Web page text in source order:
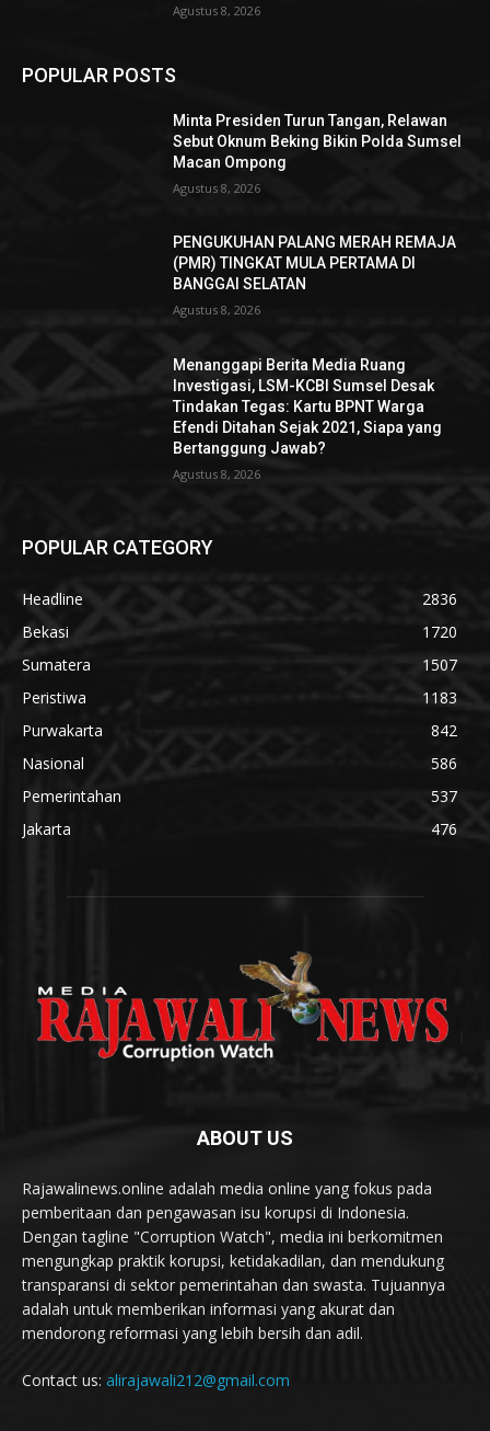
Agustus 8, 2026
POPULAR POSTS
Minta Presiden Turun Tangan, Relawan
Sebut Oknum Beking Bikin Polda Sumsel
Macan Ompong
Agustus 8, 2026
PENGUKUHAN PALANG MERAH REMAJA
(PMR) TINGKAT MULA PERTAMA DI
BANGGAI SELATAN
Agustus 8, 2026
Menanggapi Berita Media Ruang
Investigasi, LSM-KCBI Sumsel Desak
Tindakan Tegas: Kartu BPNT Warga
Efendi Ditahan Sejak 2021, Siapa yang
Bertanggung Jawab?
Agustus 8, 2026
POPULAR CATEGORY
Headline
2836
Bekasi
1720
Sumatera
1507
Peristiwa
1183
Purwakarta
842
Nasional
586
Pemerintahan
537
Jakarta
476
ABOUT US
Rajawalinews.online adalah media online yang fokus pada
pemberitaan dan pengawasan isu korupsi di Indonesia.
Dengan tagline "Corruption Watch", media ini berkomitmen
mengungkap praktik korupsi, ketidakadilan, dan mendukung
transparansi di sektor pemerintahan dan swasta. Tujuannya
adalah untuk memberikan informasi yang akurat dan
mendorong reformasi yang lebih bersih dan adil.
Contact us: alirajawali212@gmail.com